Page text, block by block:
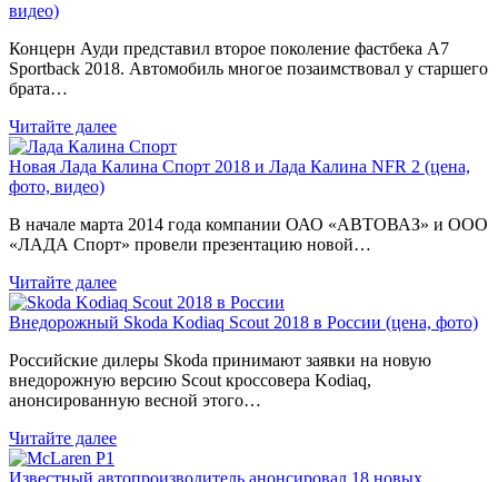
видео)
Концерн Ауди представил второе поколение фастбека A7
Sportback 2018. Автомобиль многое позаимствовал у старшего
брата…
Читайте далее
Новая Лада Калина Спорт 2018 и Лада Калина NFR 2 (цена,
фото, видео)
В начале марта 2014 года компании ОАО «АВТОВАЗ» и ООО
«ЛАДА Спорт» провели презентацию новой…
Читайте далее
Внедорожный Skoda Kodiaq Scout 2018 в России (цена, фото)
Российские дилеры Skoda принимают заявки на новую
внедорожную версию Scout кроссовера Kodiaq,
анонсированную весной этого…
Читайте далее
Известный автопроизводитель анонсировал 18 новых